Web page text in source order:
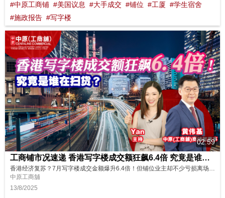
#中原工商铺 #美国议息 #大手成交 #铺位 #工厦 #学生宿舍
#施政报告 #写字楼
02:59
工商铺市况速递 香港写字楼成交额狂飙6.4倍 究竟是谁在扫货？ 7月份工商铺数据
中原工商舖
13/8/2025